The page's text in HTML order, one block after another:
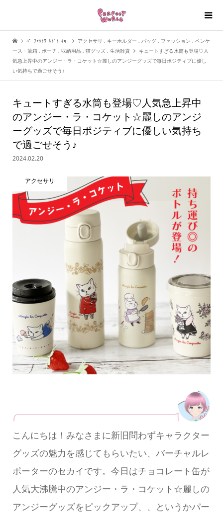
ﾊﾟｰﾌｪｸﾄﾜｰﾙﾄﾞﾄｰｷｮｰ アクセサリ , キーホルダー , バッグ , ファッション , ペンケ
ース・筆箱 , ポーチ , 収納用品 , 猫グッズ , 生活雑貨
キュートすぎる水筒も登場♡人
気急上昇中のアンジー・ラ・コケット☆麗しのアンジーグッズで毎日ポジティブに優し
い気持ちで過ごせそう♪
キュートすぎる水筒も登場♡人気急上昇中
のアンジー・ラ・コケット☆麗しのアンジ
ーグッズで毎日ポジティブに優しい気持ち
で過ごせそう♪
2024.02.20
アクセサリ
こんにちは！みなさまに新旧問わずキャラクター
グッズの魅力を感じてもらいたい、バーチャルレ
ポーターのセカイです。今日はチョコレート缶が
人気大沸騰中のアンジー・ラ・コケット☆麗しの
アンジーグッズをピックアップ、、というかパー